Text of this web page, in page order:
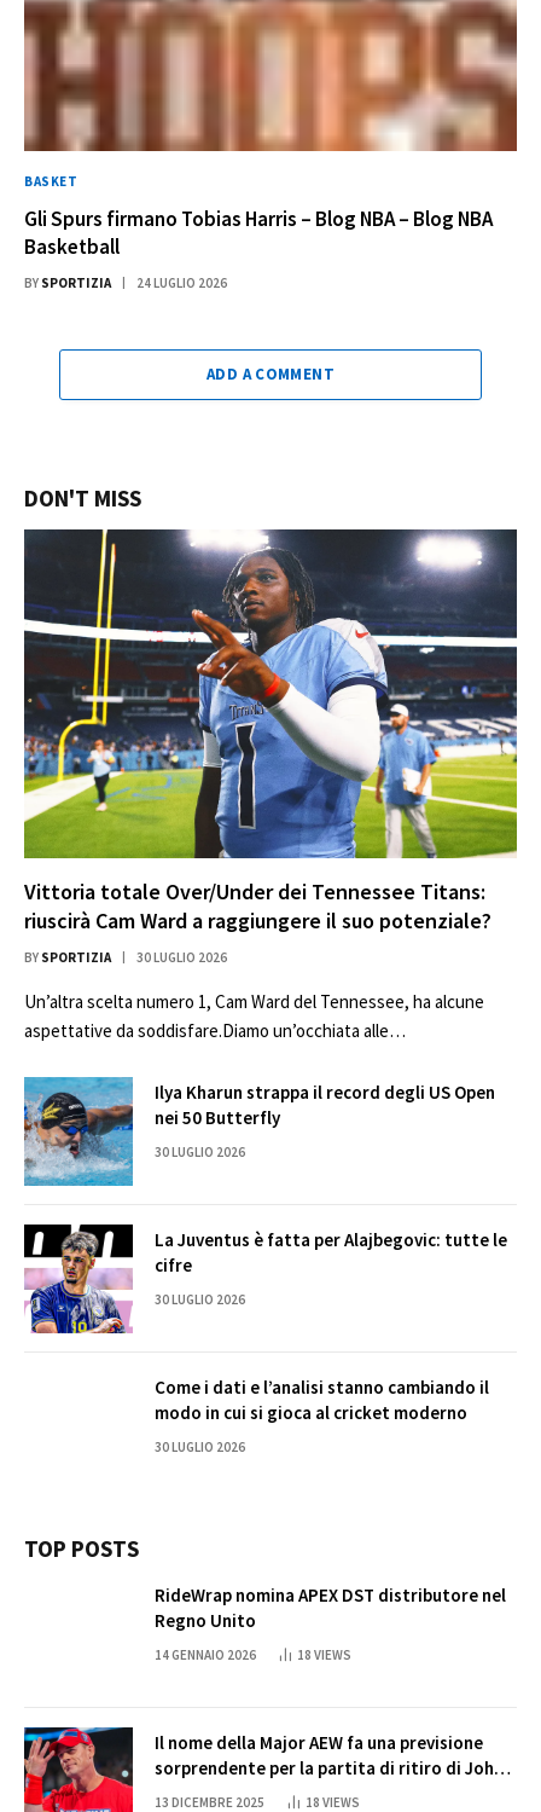
BASKET
Gli Spurs firmano Tobias Harris – Blog NBA – Blog NBA
Basketball
BY SPORTIZIA 24 LUGLIO 2026
ADD A COMMENT
DON'T MISS
Vittoria totale Over/Under dei Tennessee Titans:
riuscirà Cam Ward a raggiungere il suo potenziale?
BY SPORTIZIA 30 LUGLIO 2026
Un’altra scelta numero 1, Cam Ward del Tennessee, ha alcune
aspettative da soddisfare.Diamo un’occhiata alle…
Ilya Kharun strappa il record degli US Open
nei 50 Butterfly
30 LUGLIO 2026
La Juventus è fatta per Alajbegovic: tutte le
cifre
30 LUGLIO 2026
Come i dati e l’analisi stanno cambiando il
modo in cui si gioca al cricket moderno
30 LUGLIO 2026
TOP POSTS
RideWrap nomina APEX DST distributore nel
Regno Unito
14 GENNAIO 2026 18 VIEWS
Il nome della Major AEW fa una previsione
sorprendente per la partita di ritiro di John
Cena
13 DICEMBRE 2025 18 VIEWS